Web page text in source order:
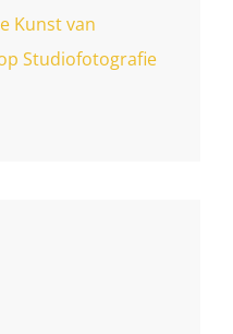
Kunst van
Studiofotografie